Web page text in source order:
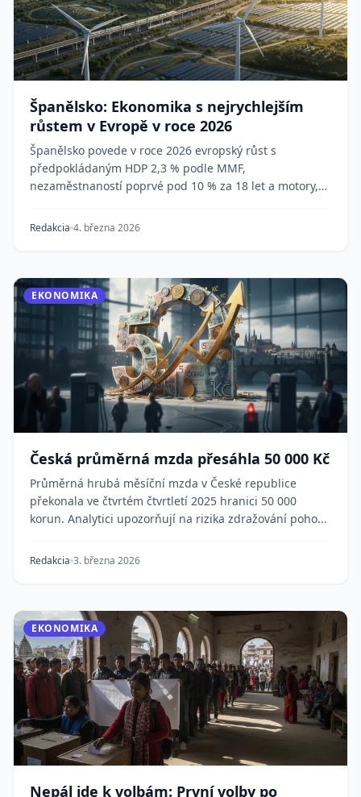
Španělsko: Ekonomika s nejrychlejším
růstem v Evropě v roce 2026
Španělsko povede v roce 2026 evropský růst s
předpokládaným HDP 2,3 % podle MMF,
nezaměstnaností poprvé pod 10 % za 18 let a motory,
Redakcia 4. března 2026
EKONOMIKA
Česká průměrná mzda přesáhla 50 000 Kč
Průměrná hrubá měsíční mzda v České republice
překonala ve čtvrtém čtvrtletí 2025 hranici 50 000
korun. Analytici upozorňují na rizika zdražování poho...
Redakcia 3. března 2026
EKONOMIKA
Nepál jde k volbám: První volby po